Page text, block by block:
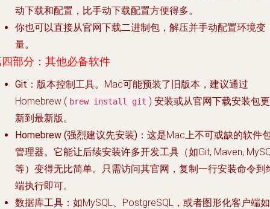
动下载和配置，比手动下载配置方便得多。
你也可以直接从官网下载二进制包，解压并手动配置环境变
量。
部分：其他必备软件
Git ：版本控制工具。Mac可能预装了旧版本，建议通过
Homebrew ( brew install git ) 安装或从官网下载安装包更
新到最新版。
Homebrew (强烈建议先安装) ：这是Mac上不可或缺的软件
管理器。它能让后续安装许多开发工具（如Git, Maven,
等）变得无比简单。只需访问其官网，复制一行安装命令到
端执行即可。
数据库工具 ：如MySQL、PostgreSQL，或者图形化客户端如